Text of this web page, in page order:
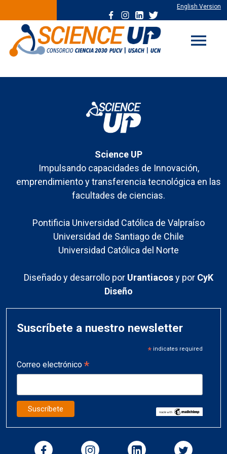
English Version
menu
Science UP
Impulsando capacidades de Innovación,
emprendimiento y transferencia tecnológica en las
facultades de ciencias.
Pontificia Universidad Católica de Valpraíso
Universidad de Santiago de Chile
Universidad Católica del Norte
Diseñado y desarrollo por Urantiacosy por CyK
Diseño
Suscríbete a nuestro newsletter
*indicates required
Correo electrónico *